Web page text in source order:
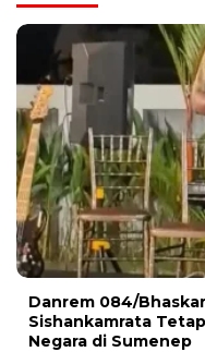
Danrem 084/
Sishankamrata
Negara di Sumenep